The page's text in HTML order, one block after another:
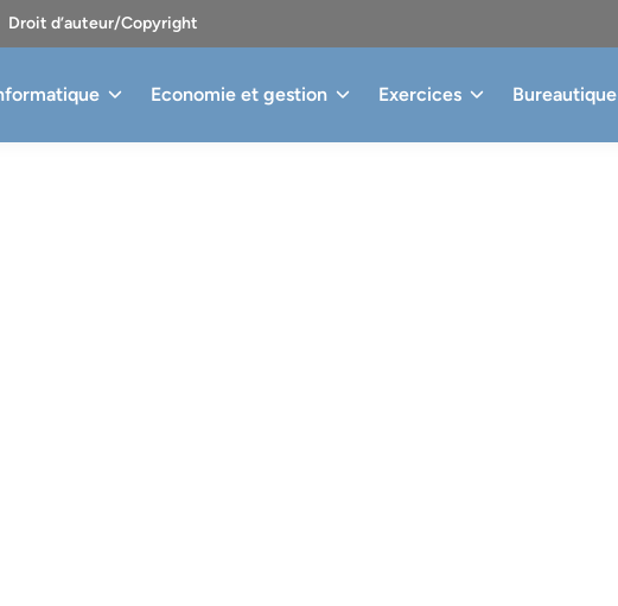
Droit d’auteur/Copyright
Economie et gestion Exercices Bureautique